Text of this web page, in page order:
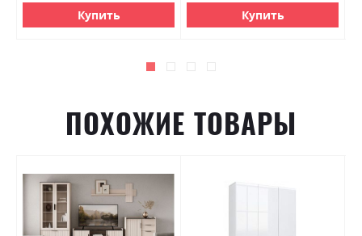
Купить Купить
ПОХОЖИЕ ТОВАРЫ